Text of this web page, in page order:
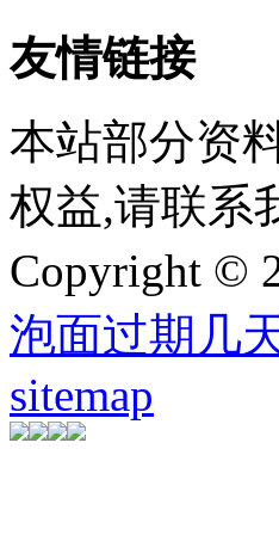
友情链接
本站部分资
权益,请联系
Copyright ©
泡面过期几
sitemap